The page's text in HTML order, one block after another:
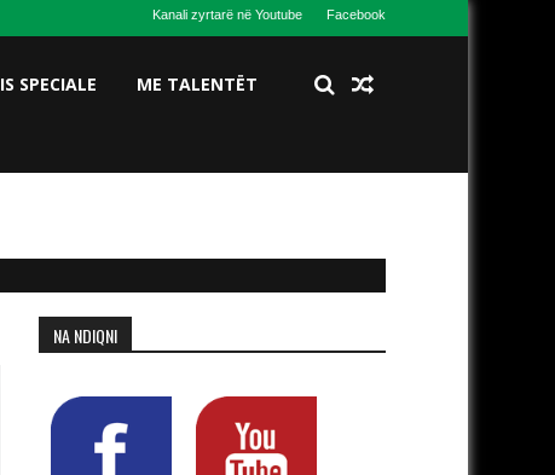
Kanali zyrtarë në Youtube Facebook
IS SPECIALE ME TALENTËT
NA NDIQNI